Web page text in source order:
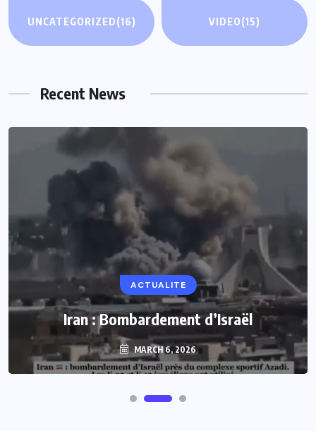
UNCATEGORIZED(16) VIDEO(15)
Recent News
ACTUALITE
Iran : Bombardement d’Israël
MARCH 6, 2026